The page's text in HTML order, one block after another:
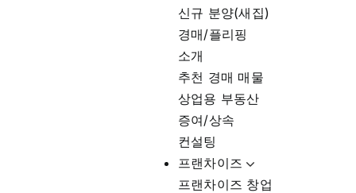
신규 분양(새집)
경매/플리핑
소개
추천 경매 매물
상업용 부동산
증여/상속
컨설팅
프랜차이즈
프랜차이즈 창업